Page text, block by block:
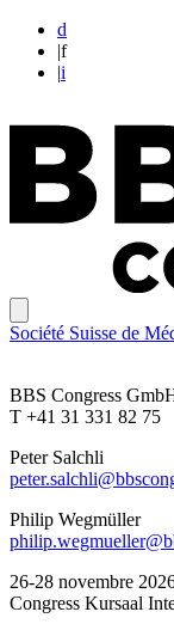
d
|f
|i
Société Suisse de
BBS Congress
T +41 31 331 82 75
Peter Salchli
Philip Wegmüller
26-28 novembre
Congress Kursaal